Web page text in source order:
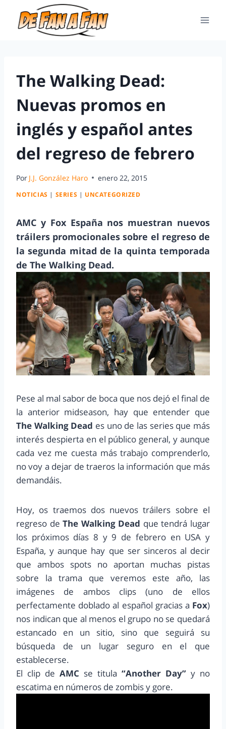
The Walking Dead:
Nuevas promos en
inglés y español antes
del regreso de febrero
Por J.J. González Haro enero 22, 2015
NOTICIAS | SERIES | UNCATEGORIZED
AMC y Fox España nos muestran nuevos
tráilers promocionales sobre el regreso de
la segunda mitad de la quinta temporada
de The Walking Dead.
Pese al mal sabor de boca que nos dejó el final de
la anterior midseason, hay que entender que
The Walking Dead es uno de las series que más
interés despierta en el público general, y aunque
cada vez me cuesta más trabajo comprenderlo,
no voy a dejar de traeros la información que más
demandáis.
Hoy, os traemos dos nuevos tráilers sobre el
regreso deThe Walking Dead que tendrá lugar
los próximos días 8 y 9 de febrero en USA y
España, y aunque hay que ser sinceros al decir
que ambos spots no aportan muchas pistas
sobre la trama que veremos este año, las
imágenes de ambos clips (uno de ellos
perfectamente doblado al español gracias a Fox)
nos indican que al menos el grupo no se quedará
estancado en un sitio, sino que seguirá su
búsqueda de un lugar seguro en el que
establecerse.
El clip de AMC se titula “Another Day” y no
escatima en números de zombis y gore.